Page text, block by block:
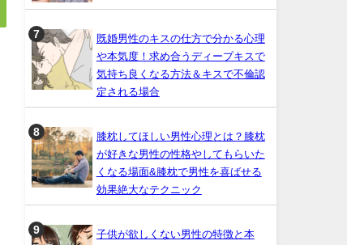
既婚男性のキスの仕方で分かる心理
や本気度！求め合うディープキスで
気持ち良くなる方法＆キスで不倫認
定される場合
膝枕してほしい男性心理とは？膝枕
が好きな男性の性格やしてもらいた
くなる場面&膝枕で男性を喜ばせる
効果絶大なテクニック
子供が欲しくない男性の特徴と本